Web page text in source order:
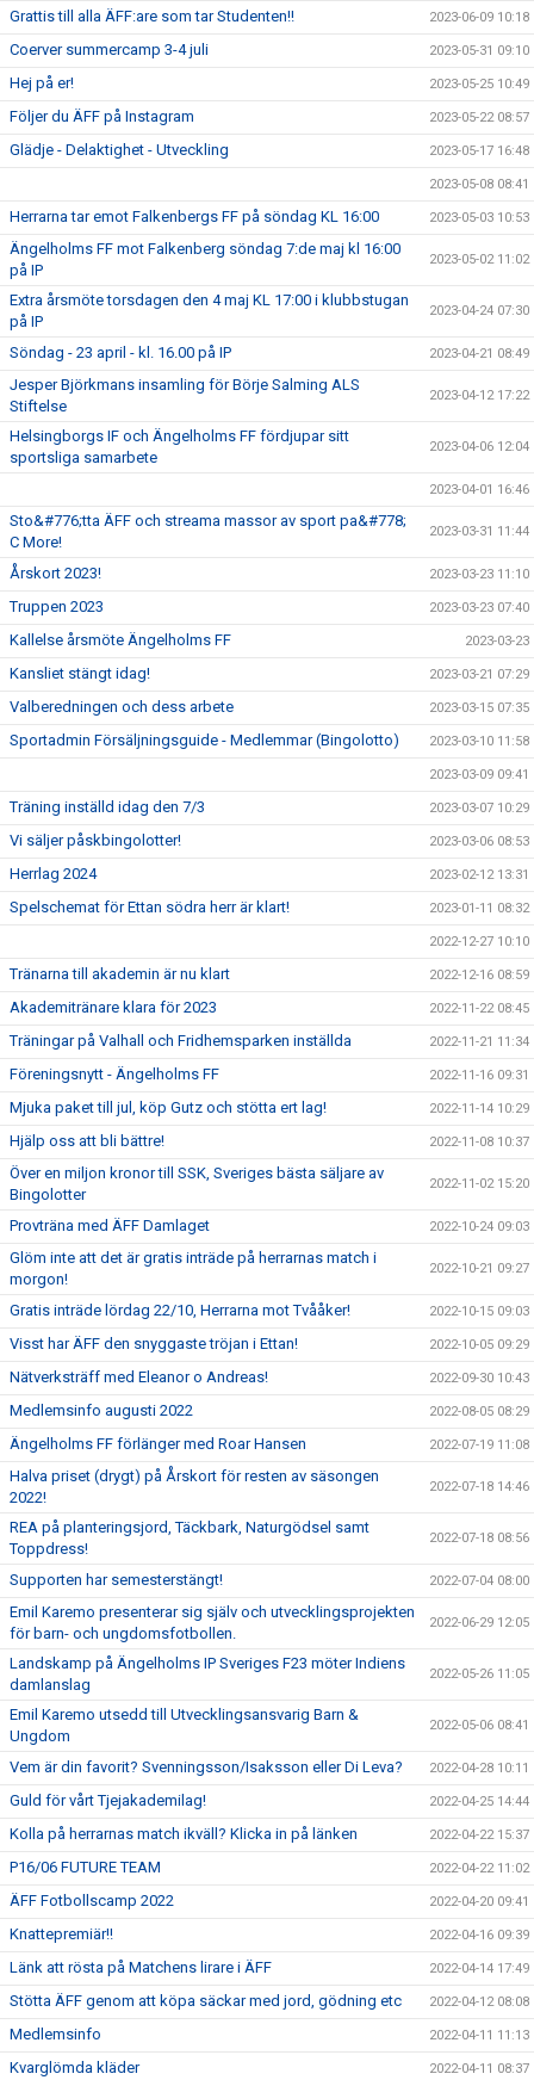
Grattis till alla ÄFF:are som tar Studenten!! 2023-06-09 10:18
Coerver summercamp 3-4 juli 2023-05-31 09:10
Hej på er! 2023-05-25 10:49
Följer du ÄFF på Instagram 2023-05-22 08:57
Glädje - Delaktighet - Utveckling 2023-05-17 16:48
2023-05-08 08:41
Herrarna tar emot Falkenbergs FF på söndag KL 16:00 2023-05-03 10:53
Ängelholms FF mot Falkenberg söndag 7:de maj kl 16:00
på IP
2023-05-02 11:02
Extra årsmöte torsdagen den 4 maj KL 17:00 i klubbstugan
på IP
2023-04-24 07:30
Söndag - 23 april - kl. 16.00 på IP 2023-04-21 08:49
Jesper Björkmans insamling för Börje Salming ALS
Stiftelse
2023-04-12 17:22
Helsingborgs IF och Ängelholms FF fördjupar sitt
sportsliga samarbete
2023-04-06 12:04
2023-04-01 16:46
Sto&#776;tta ÄFF och streama massor av sport pa&#778;
C More!
2023-03-31 11:44
Årskort 2023! 2023-03-23 11:10
Truppen 2023 2023-03-23 07:40
Kallelse årsmöte Ängelholms FF 2023-03-23
Kansliet stängt idag! 2023-03-21 07:29
Valberedningen och dess arbete 2023-03-15 07:35
Sportadmin Försäljningsguide - Medlemmar (Bingolotto) 2023-03-10 11:58
2023-03-09 09:41
Träning inställd idag den 7/3 2023-03-07 10:29
Vi säljer påskbingolotter! 2023-03-06 08:53
Herrlag 2024 2023-02-12 13:31
Spelschemat för Ettan södra herr är klart! 2023-01-11 08:32
2022-12-27 10:10
Tränarna till akademin är nu klart 2022-12-16 08:59
Akademitränare klara för 2023 2022-11-22 08:45
Träningar på Valhall och Fridhemsparken inställda 2022-11-21 11:34
Föreningsnytt - Ängelholms FF 2022-11-16 09:31
Mjuka paket till jul, köp Gutz och stötta ert lag! 2022-11-14 10:29
Hjälp oss att bli bättre! 2022-11-08 10:37
Över en miljon kronor till SSK, Sveriges bästa säljare av
Bingolotter
2022-11-02 15:20
Provträna med ÄFF Damlaget 2022-10-24 09:03
Glöm inte att det är gratis inträde på herrarnas match i
morgon!
2022-10-21 09:27
Gratis inträde lördag 22/10, Herrarna mot Tvååker! 2022-10-15 09:03
Visst har ÄFF den snyggaste tröjan i Ettan! 2022-10-05 09:29
Nätverksträff med Eleanor o Andreas! 2022-09-30 10:43
Medlemsinfo augusti 2022 2022-08-05 08:29
Ängelholms FF förlänger med Roar Hansen 2022-07-19 11:08
Halva priset (drygt) på Årskort för resten av säsongen
2022!
2022-07-18 14:46
REA på planteringsjord, Täckbark, Naturgödsel samt
Toppdress!
2022-07-18 08:56
Supporten har semesterstängt! 2022-07-04 08:00
Emil Karemo presenterar sig själv och utvecklingsprojekten
för barn- och ungdomsfotbollen.
2022-06-29 12:05
Landskamp på Ängelholms IP Sveriges F23 möter Indiens
damlanslag
2022-05-26 11:05
Emil Karemo utsedd till Utvecklingsansvarig Barn &
Ungdom
2022-05-06 08:41
Vem är din favorit? Svenningsson/Isaksson eller Di Leva? 2022-04-28 10:11
Guld för vårt Tjejakademilag! 2022-04-25 14:44
Kolla på herrarnas match ikväll? Klicka in på länken 2022-04-22 15:37
P16/06 FUTURE TEAM 2022-04-22 11:02
ÄFF Fotbollscamp 2022 2022-04-20 09:41
Knattepremiär!! 2022-04-16 09:39
Länk att rösta på Matchens lirare i ÄFF 2022-04-14 17:49
Stötta ÄFF genom att köpa säckar med jord, gödning etc 2022-04-12 08:08
Medlemsinfo 2022-04-11 11:13
Kvarglömda kläder 2022-04-11 08:37